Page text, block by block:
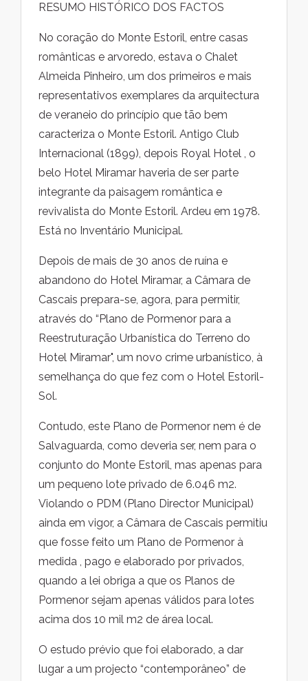
RESUMO HISTÓRICO DOS FACTOS
No coração do Monte Estoril, entre casas
românticas e arvoredo, estava o Chalet
Almeida Pinheiro, um dos primeiros e mais
representativos exemplares da arquitectura
de veraneio do princípio que tão bem
caracteriza o Monte Estoril. Antigo Club
Internacional (1899), depois Royal Hotel , o
belo Hotel Miramar haveria de ser parte
integrante da paisagem romântica e
revivalista do Monte Estoril. Ardeu em 1978.
Está no Inventário Municipal.
Depois de mais de 30 anos de ruína e
abandono do Hotel Miramar, a Câmara de
Cascais prepara-se, agora, para permitir,
através do “Plano de Pormenor para a
Reestruturação Urbanística do Terreno do
Hotel Miramar", um novo crime urbanístico, à
semelhança do que fez com o Hotel Estoril-
Sol.
Contudo, este Plano de Pormenor nem é de
Salvaguarda, como deveria ser, nem para o
conjunto do Monte Estoril, mas apenas para
um pequeno lote privado de 6.046 m2.
Violando o PDM (Plano Director Municipal)
ainda em vigor, a Câmara de Cascais permitiu
que fosse feito um Plano de Pormenor à
medida , pago e elaborado por privados,
quando a lei obriga a que os Planos de
Pormenor sejam apenas válidos para lotes
acima dos 10 mil m2 de área local.
O estudo prévio que foi elaborado, a dar
lugar a um projecto “contemporâneo” de